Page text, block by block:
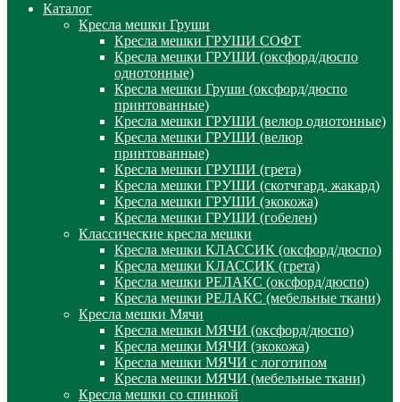
Каталог
Кресла мешки Груши
Кресла мешки ГРУШИ СОФТ
Кресла мешки ГРУШИ (оксфорд/дюспо
однотонные)
Кресла мешки Груши (оксфорд/дюспо
принтованные)
Кресла мешки ГРУШИ (велюр однотонные)
Кресла мешки ГРУШИ (велюр
принтованные)
Кресла мешки ГРУШИ (грета)
Кресла мешки ГРУШИ (скотчгард, жакард)
Кресла мешки ГРУШИ (экокожа)
Кресла мешки ГРУШИ (гобелен)
Классические кресла мешки
Кресла мешки КЛАССИК (оксфорд/дюспо)
Кресла мешки КЛАССИК (грета)
Креслa мешки РЕЛАКС (оксфорд/дюспо)
Креслa мешки РЕЛАКС (мебельные ткани)
Кресла мешки Мячи
Кресла мешки МЯЧИ (оксфорд/дюспо)
Кресла мешки МЯЧИ (экокожа)
Кресла мешки МЯЧИ с логотипом
Кресла мешки МЯЧИ (мебельные ткани)
Кресла мешки со спинкой